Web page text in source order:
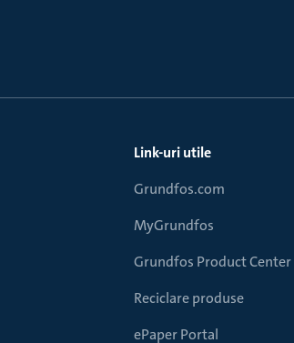
Link-uri utile
Grundfos.com
MyGrundfos
Grundfos Product Center
Reciclare produse
ePaper Portal